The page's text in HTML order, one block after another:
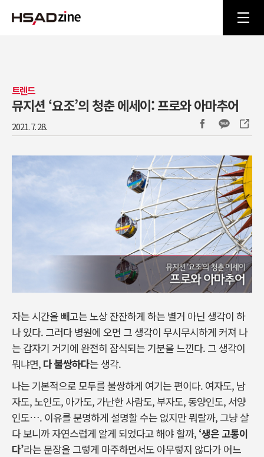
트렌드
뮤지션 ‘요조’의 청춘 에세이: 프로와 아마추어
2021. 7. 28.
자는 시간을 빼고는 노상 잔잔하게 하는 별거 아닌 생각이 하
나 있다. 그러다 병원에 오면 그 생각이 무시무시하게 커져 나
는 갑자기 거기에 완전히 잠식되는 기분을 느낀다. 그 생각이
뭐냐면, 다 불쌍하다는 생각.
나는 기본적으로 모두를 불쌍하게 여기는 편이다. 여자도, 남
자도, 노인도, 아가도, 가난한 사람도, 부자도, 동양인도, 서양
인도…. 이유를 분명하게 설명할 수는 없지만 뭐랄까, 그냥 살
다 보니까 자연스럽게 알게 되었다고 해야 할까, ‘생은 고통이
다’라는 문장을 그렇게 마주하면서도 아무렇지 않다가 어느